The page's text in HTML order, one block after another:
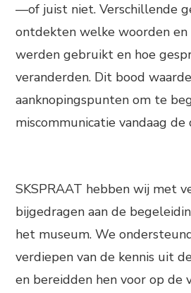
—of juist niet. Verschillende
ontdekten welke woorden
werden gebruikt en hoe
veranderden. Dit bood
aanknopingspunten om te
miscommunicatie vandaag de
SKSPRAAT hebben wij met
bijgedragen aan de
het museum. We
verdiepen van de kennis uit
en bereidden hen voor op de